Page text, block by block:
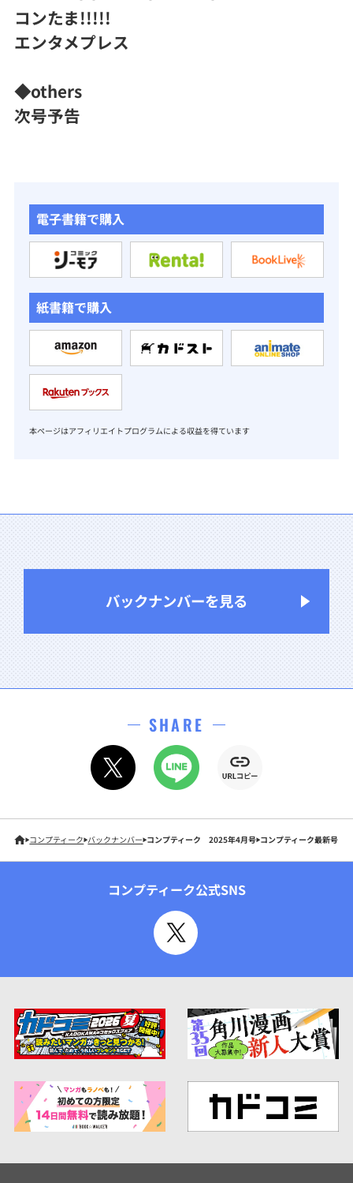
コンたま!!!!!
エンタメプレス
◆others
次号予告
電子書籍で購入
紙書籍で購入
本ページはアフィリエイトプログラムによる収益を得ています
バックナンバーを見る
SHARE
コンプティーク バックナンバー コンプティーク 2025年4月号 コンプティーク最新号
コンプティーク公式SNS